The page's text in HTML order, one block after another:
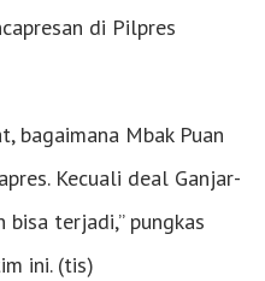
di Pilpres
bagaimana Mbak Puan
Kecuali deal Ganjar-
bisa terjadi,” pungkas
ini. (tis)